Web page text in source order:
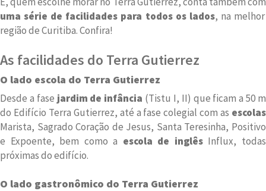
uma série de facilidades para todos os lados, na melhor
região de Curitiba. Confira!
As facilidades do Terra Gutierrez
O lado escola do Terra Gutierrez
Desde a fase jardim de infância (Tistu I, II) que ficam a 50 m
do Edifício Terra Gutierrez, até a fase colegial com as escolas
Marista, Sagrado Coração de Jesus, Santa Teresinha, Positivo
e Expoente, bem como a escola de inglêsInflux, todas
próximas do edifício.
O lado gastronômico do Terra Gutierrez